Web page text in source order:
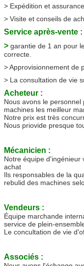
> Expédition et assurance
> Visite et conseils de
Service après-vente :
> garantie de 1 an pour
correcte.
> Approvisionnement de
> La consultation de vie
Acheteur :
Nous avons le
machines les meilleur
Notre prix est très
Nous priovide presque
Mécanicien :
Notre équipe d'ingénieur
achat
Ils responsables de la
rebulid des machines
Vendeurs :
Équipe marchande
service de plein-
Le concultation de vie
Associés :